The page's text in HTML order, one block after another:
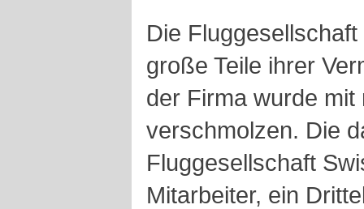
Die
große Teile ihrer
der Firma wurde mit
verschmolzen. Die
Fluggesellschaft
Mitarbeiter, ein